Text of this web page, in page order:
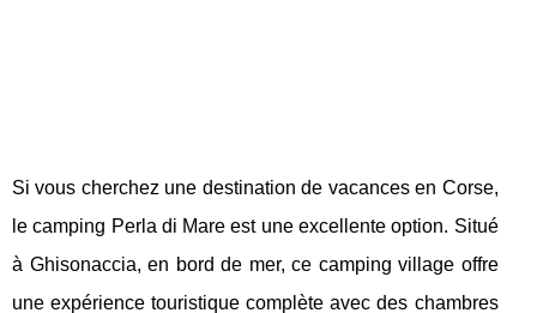
Si vous cherchez une destination de vacances en Corse,
le camping Perla di Mare est une excellente option. Situé
à Ghisonaccia, en bord de mer, ce camping village offre
une expérience touristique complète avec des chambres